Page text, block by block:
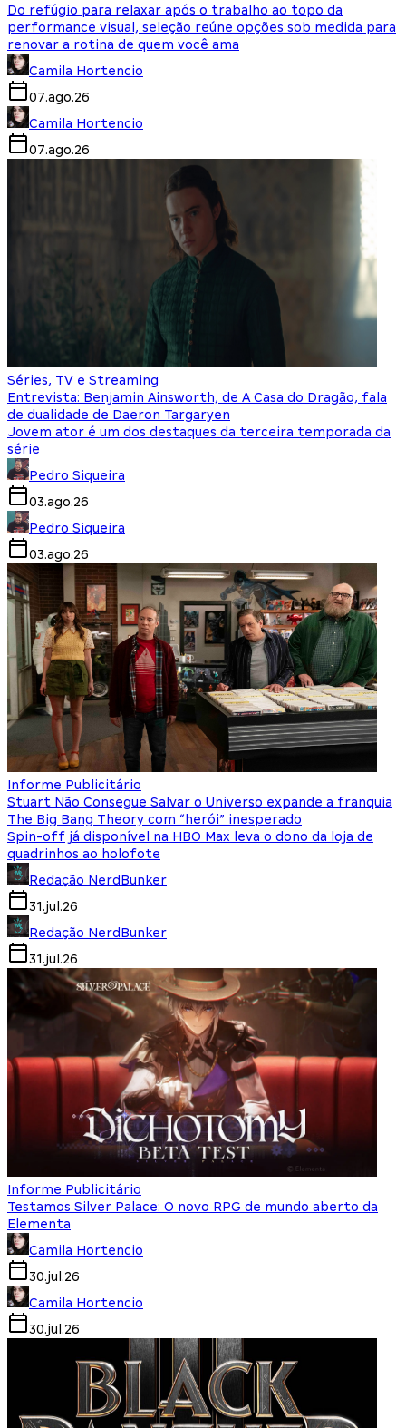
Do refúgio para relaxar após o trabalho ao topo da
performance visual, seleção reúne opções sob medida para
renovar a rotina de quem você ama
Camila Hortencio
07.ago.26
Camila Hortencio
07.ago.26
Séries, TV e Streaming
Entrevista: Benjamin Ainsworth, de A Casa do Dragão, fala
de dualidade de Daeron Targaryen
Jovem ator é um dos destaques da terceira temporada da
série
Pedro Siqueira
03.ago.26
Pedro Siqueira
03.ago.26
Informe Publicitário
Stuart Não Consegue Salvar o Universo expande a franquia
The Big Bang Theory com “herói” inesperado
Spin-off já disponível na HBO Max leva o dono da loja de
quadrinhos ao holofote
Redação NerdBunker
31.jul.26
Redação NerdBunker
31.jul.26
Informe Publicitário
Testamos Silver Palace: O novo RPG de mundo aberto da
Elementa
Camila Hortencio
30.jul.26
Camila Hortencio
30.jul.26